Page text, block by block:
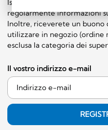
Iscrivetevi subito alla nostra
regolarmente informazioni
Inoltre, riceverete un buono
utilizzare in negozio (ordine
esclusa la categoria dei
Il vostro indirizzo e-mail